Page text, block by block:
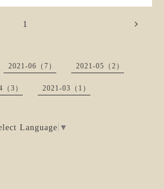
1
2021-06（7） 2021-05（2）
3） 2021-03（1）
Language ▼